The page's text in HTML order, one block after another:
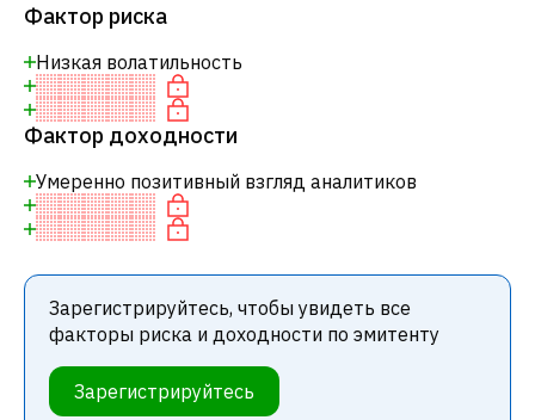
Фактор риска
Низкая волатильность
Фактор доходности
Умеренно позитивный взгляд аналитиков
Зарегистрируйтесь, чтобы увидеть все
факторы риска и доходности по эмитенту
Зарегистрируйтесь